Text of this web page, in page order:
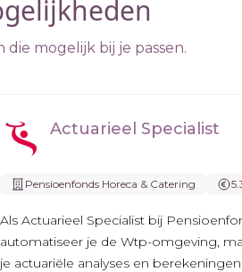
mogelijk bij je passen.
Actuarieel Specialist
Pensioenfonds Horeca & Catering
Als Actuarieel Specialist bij
automatiseer je de Wtp-omgeving,
je actuariële analyses en